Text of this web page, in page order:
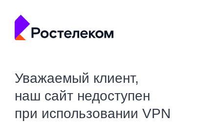
Уважаемый клиент,
наш сайт недоступен
при использовании VPN